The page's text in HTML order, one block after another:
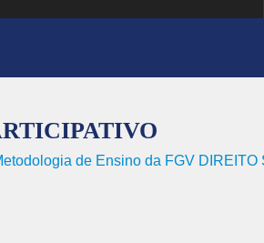
de Ensino da FGV DIREITO